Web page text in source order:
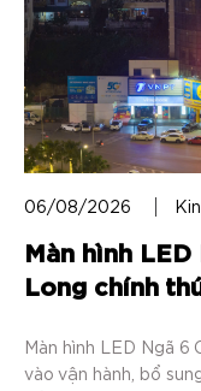
06/08/2026
Màn hình
Long chính
Màn hình LED Ngã
vào vận hành, bổ